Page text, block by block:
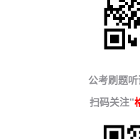
公考刷题
扫码关注“